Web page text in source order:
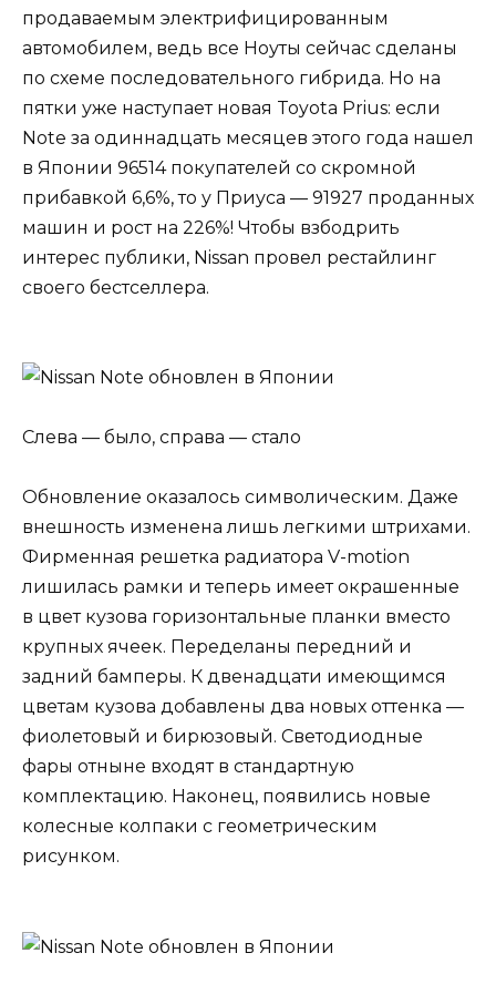
продаваемым электрифицированным
автомобилем, ведь все Ноуты сейчас сделаны
по схеме последовательного гибрида. Но на
пятки уже наступает новая Toyota Prius: если
Note за одиннадцать месяцев этого года нашел
в Японии 96514 покупателей со скромной
прибавкой 6,6%, то у Приуса — 91927 проданных
машин и рост на 226%! Чтобы взбодрить
интерес публики, Nissan провел рестайлинг
своего бестселлера.
Слева — было, справа — стало
Обновление оказалось символическим. Даже
внешность изменена лишь легкими штрихами.
Фирменная решетка радиатора V-motion
лишилась рамки и теперь имеет окрашенные
в цвет кузова горизонтальные планки вместо
крупных ячеек. Переделаны передний и
задний бамперы. К двенадцати имеющимся
цветам кузова добавлены два новых оттенка —
фиолетовый и бирюзовый. Светодиодные
фары отныне входят в стандартную
комплектацию. Наконец, появились новые
колесные колпаки с геометрическим
рисунком.